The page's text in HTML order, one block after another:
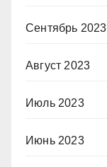
Сентябрь 2023
Август 2023
Июль 2023
Июнь 2023